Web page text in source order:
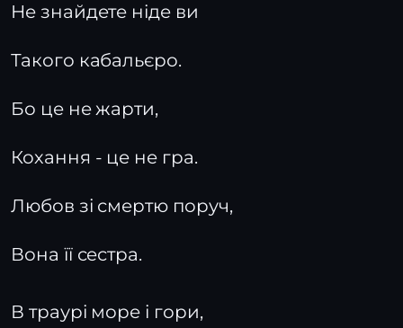
Не знайдете ніде ви
Такого кабальєро.
Бо це не жарти,
Кохання - це не гра.
Любов зі смертю поруч,
Вона її сестра.
В траурі море і гори,